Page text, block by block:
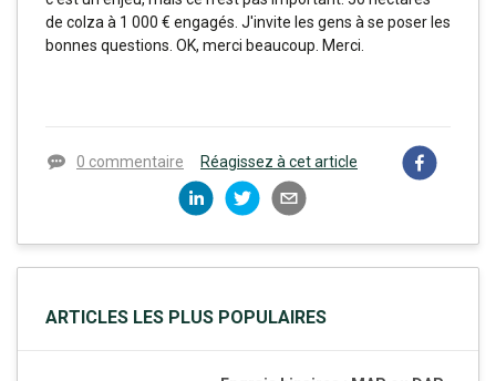
0 commentaire Réagissez à cet article
ARTICLES LES PLUS POPULAIRES